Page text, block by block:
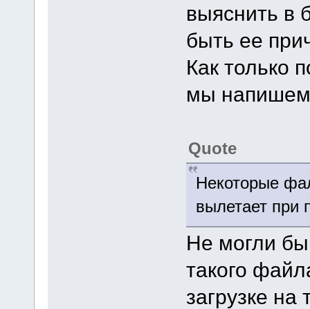
выяснить в
быть ее
Как только
мы напишем
Quote
Некоторые
вылетает при
Не могли
такого
загрузке